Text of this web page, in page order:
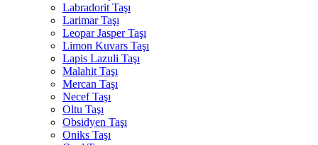
Labradorit Taşı
Larimar Taşı
Leopar Jasper Taşı
Limon Kuvars Taşı
Lapis Lazuli Taşı
Malahit Taşı
Mercan Taşı
Necef Taşı
Oltu Taşı
Obsidyen Taşı
Oniks Taşı